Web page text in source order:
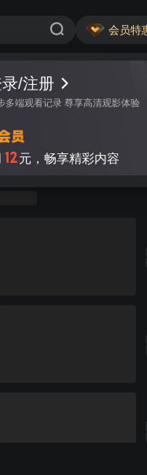
会员特
/注册
多端观看记录 尊享高清观影体验
12元，畅享精彩内容